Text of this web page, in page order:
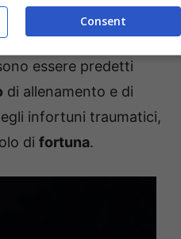
riabilitazione.
essere predetti
di allenamento e di
infortuni traumatici,
di fortuna.
Consent